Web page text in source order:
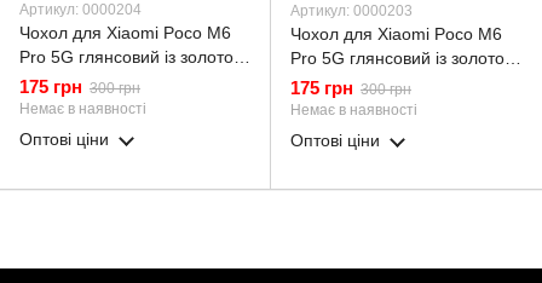
Артикул: 0000204
Чохол для Xiaomi Poco M6
Pro 5G глянсовий із золотою
окантовкою із захистом
камери на сяомі поко м6
про 5г пудровий
175 грн 300 грн
Немає в наявності
Оптові ціни
Артикул: 0000203
Чохол для Xiaomi Poco M6
Pro 5G глянсовий із золотою
окантовкою із захистом
камери на сяомі поко м6 про
5г бузковий
175 грн 300 грн
Немає в наявності
Оптові ціни